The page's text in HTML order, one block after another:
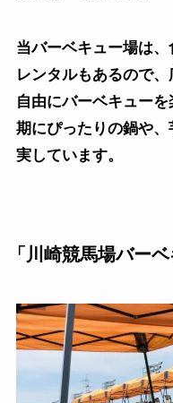
当バーベキュー場は
レンタルもあるので
自由にバーベキュー
期にぴったりの鍋や
実しています。
「川崎競馬場バー